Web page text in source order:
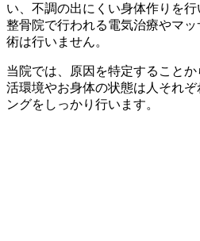
い、不調の出にくい身体作りを
整骨院で行われる電気治療やマ
術は行いません。
当院では、原因を特定すること
活環境やお身体の状態は人それ
ングをしっかり行います。